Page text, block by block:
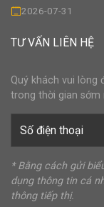
2026-07-31
TƯ VẤN LIÊN HỆ
Quý khách vui lòng
trong thời gian sớm
* Bằng cách gửi
dụng thông tin cá
thông tiếp thị.